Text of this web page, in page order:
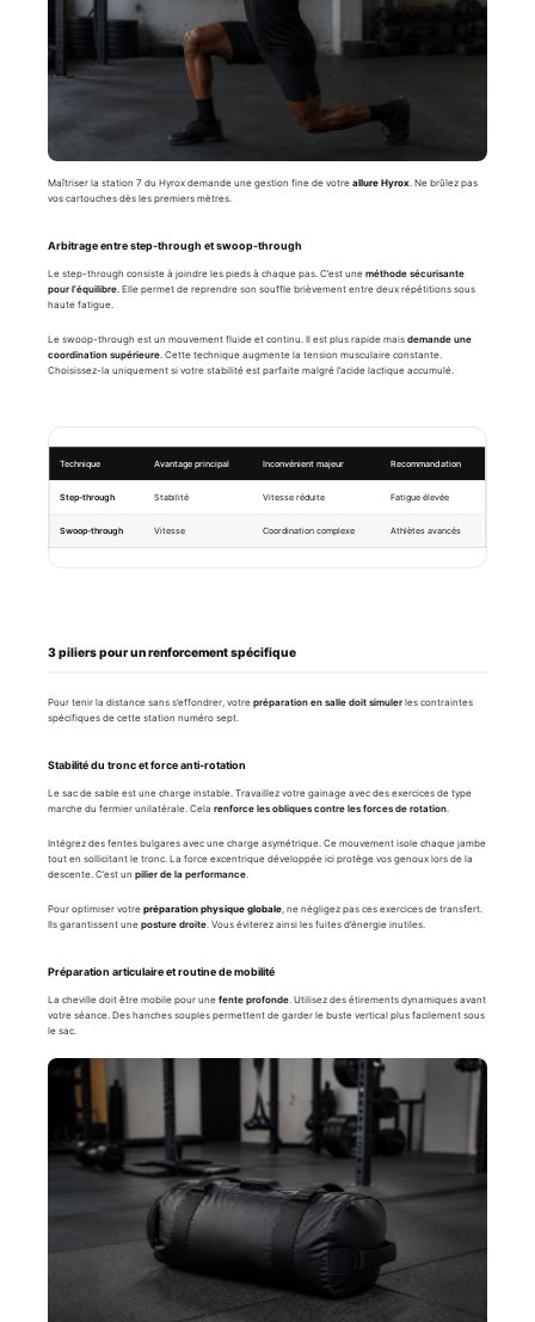
Maîtriser la station 7 du Hyrox demande une gestion fine de votre allure Hyrox . Ne brûlez pas
vos cartouches dès les premiers mètres.
Arbitrage entre step-through et swoop-through
Le step-through consiste à joindre les pieds à chaque pas. C’est une méthode sécurisante
pour l’équilibre . Elle permet de reprendre son souffle brièvement entre deux répétitions sous
haute fatigue.
Le swoop-through est un mouvement fluide et continu. Il est plus rapide mais demande une
coordination supérieure . Cette technique augmente la tension musculaire constante.
Choisissez-la uniquement si votre stabilité est parfaite malgré l’acide lactique accumulé.
Technique Avantage principal Inconvénient majeur Recommandation
Step-through Stabilité Vitesse réduite Fatigue élevée
Swoop-through Vitesse Coordination complexe Athlètes avancés
3 piliers pour un renforcement spécifique
Pour tenir la distance sans s’effondrer, votre préparation en salle doit simuler les contraintes
spécifiques de cette station numéro sept.
Stabilité du tronc et force anti-rotation
Le sac de sable est une charge instable. Travaillez votre gainage avec des exercices de type
marche du fermier unilatérale. Cela renforce les obliques contre les forces de rotation
Intégrez des fentes bulgares avec une charge asymétrique. Ce mouvement isole chaque jambe
tout en sollicitant le tronc. La force excentrique développée ici protège vos genoux lors de la
descente. C’est un pilier de la performance
Pour optimiser votre préparation physique globale , ne négligez pas ces exercices de transfert.
Ils garantissent une posture droite . Vous éviterez ainsi les fuites d’énergie inutiles.
Préparation articulaire et routine de mobilité
La cheville doit être mobile pour une fente profonde . Utilisez des étirements dynamiques avant
votre séance. Des hanches souples permettent de garder le buste vertical plus facilement sous
le sac.